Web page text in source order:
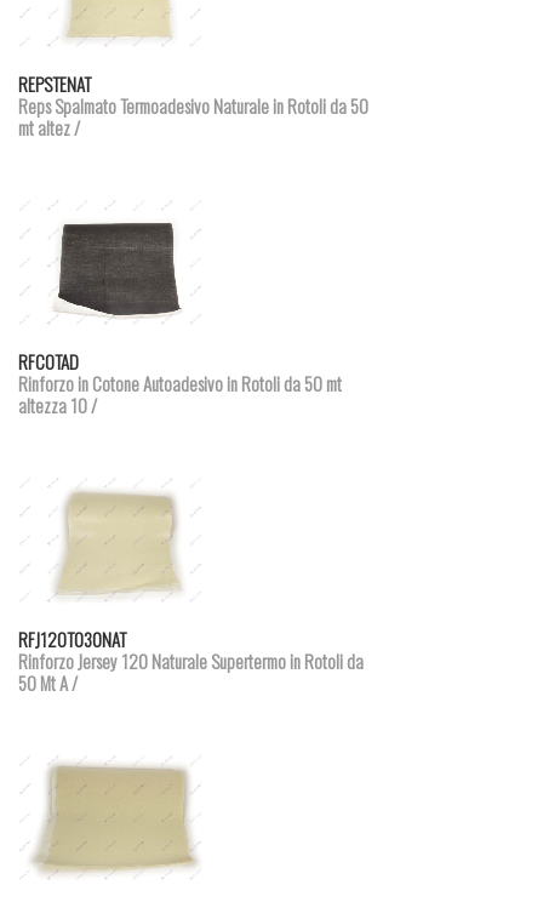
REPSTENAT
Reps Spalmato Termoadesivo Naturale in Rotoli da 50
mt altez /
RFCOTAD
Rinforzo in Cotone Autoadesivo in Rotoli da 50 mt
altezza 10 /
RFJ120T030NAT
Rinforzo Jersey 120 Naturale Supertermo in Rotoli da
50 Mt A /